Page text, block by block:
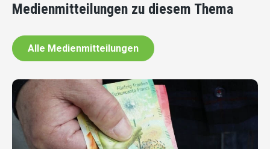
Medienmitteilungen zu diesem Thema
Alle Medienmitteilungen